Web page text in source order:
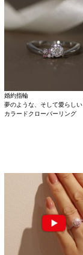
婚約指輪
夢のような、そして愛らし
カラードクローバーリング